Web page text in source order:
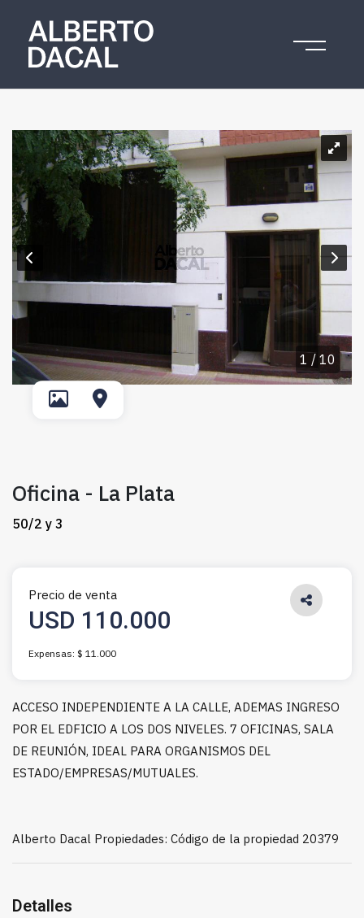
1 / 10
Oficina - La Plata
50/2 y 3
Precio de venta
USD 110.000
Expensas: $ 11.000
ACCESO INDEPENDIENTE A LA CALLE, ADEMAS INGRESO
POR EL EDFICIO A LOS DOS NIVELES. 7 OFICINAS, SALA
DE REUNIÓN, IDEAL PARA ORGANISMOS DEL
ESTADO/EMPRESAS/MUTUALES.
Alberto Dacal Propiedades: Código de la propiedad 20379
Detalles